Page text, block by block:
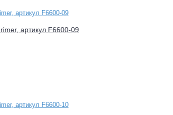
артикул F6600-09